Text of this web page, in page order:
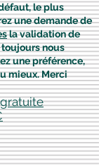
le plus
une demande de
la validation de
toujours nous
une préférence,
mieux. Merci